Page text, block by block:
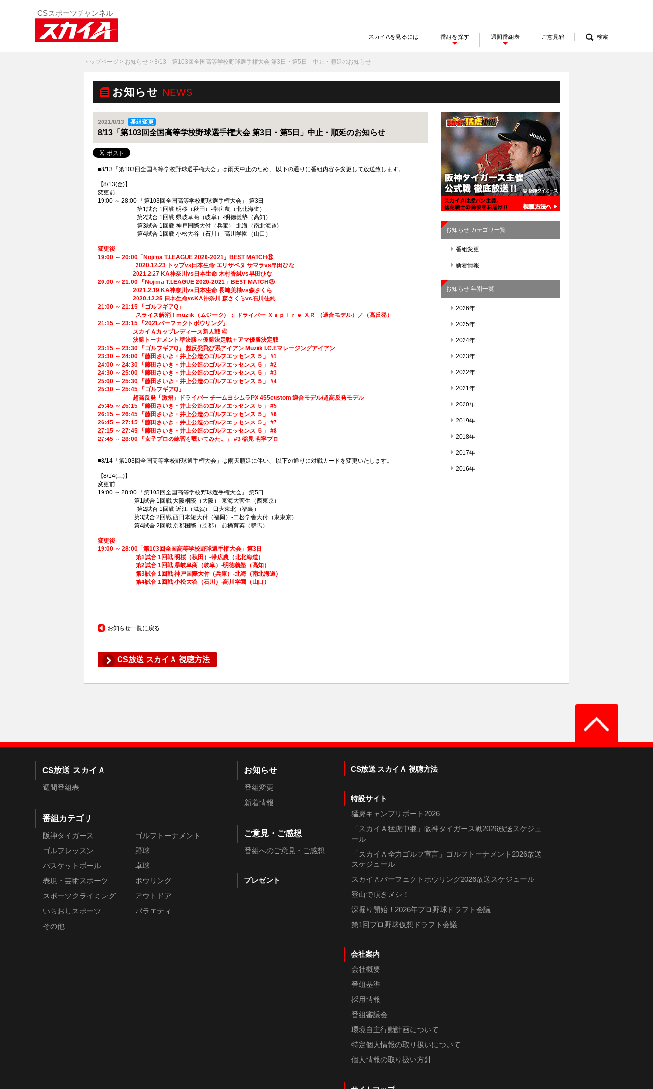
スカイAを見るには 番組を探す 週間番組表 ご意見箱 検索
トップページ > お知らせ > 8/13「第103回全国高等学校野球選手権大会 第3日・第5日」中止・順延のお知らせ
お知らせ NEWS
2021/8/13 番組変更
8/13「第103回全国高等学校野球選手権大会 第3日・第5日」中止・順延のお知らせ
■8/13「第103回全国高等学校野球選手権大会」は雨天中止のため、 以下の通りに番組内容を変更して放送致します。
【8/13(金)】
変更前
19:00 ～ 28:00 「第103回全国高等学校野球選手権大会」 第3日
第1試合 1回戦 明桜（秋田）-帯広農（北北海道）
第2試合 1回戦 県岐阜商（岐阜）-明徳義塾（高知）
第3試合 1回戦 神戸国際大付（兵庫）-北海（南北海道)
第4試合 1回戦 小松大谷（石川）-高川学園（山口）
変更後
19:00 ～ 20:00 「Nojima T.LEAGUE 2020-2021」BEST MATCH⑧
2020.12.23 トップvs日本生命 エリザベタ サマラvs早田ひな
2021.2.27 KA神奈川vs日本生命 木村香純vs早田ひな
20:00 ～ 21:00 「Nojima T.LEAGUE 2020-2021」BEST MATCH③
2021.2.19 KA神奈川vs日本生命 長﨑美柚vs森さくら
2020.12.25 日本生命vsKA神奈川 森さくらvs石川佳純
21:00 ～ 21:15 「ゴルフギアQ」 ​
スライス解消！muziik（ムジーク）； ドライバー Ｘｓｐｉｒｅ ＸＲ （適合モデル）／（高反発）
21:15 ～ 23:15 「2021パーフェクトボウリング」
スカイＡカップレディース新人戦 ④
決勝トーナメント準決勝～優勝決定戦＋アマ優勝決定戦
23:15 ～ 23:30 「ゴルフギアQ」
超反発飛び系アイアン Muziik I.C.Eマレージングアイアン
23:30 ～ 24:00
「藤田さいき・井上公造のゴルフエッセンス ５」 #1
24:00 ～ 24:30 「藤田さいき・井上公造のゴルフエッセンス ５」 #2
24:30 ～ 25:00 「藤田さいき・井上公造のゴルフエッセンス ５」 #3
25:00 ～ 25:30 「藤田さいき・井上公造のゴルフエッセンス ５」 #4
25:30 ～ 25:45 「ゴルフギアQ」
超高反発「激飛」ドライバー チームヨシムラPX 455custom 適合モデル/超高反発モデル
25:45 ～ 26:15 「藤田さいき・井上公造のゴルフエッセンス ５」 #5
26:15 ～ 26:45 「藤田さいき・井上公造のゴルフエッセンス ５」 #6
26:45 ～ 27:15 「藤田さいき・井上公造のゴルフエッセンス ５」 #7
27:15 ～ 27:45 「藤田さいき・井上公造のゴルフエッセンス ５」 #8
27:45 ～ 28:00 「女子プロの練習を覗いてみた。」 #3 稲見 萌寧プロ
■8/14「第103回全国高等学校野球選手権大会」は雨天順延に伴い、 以下の通りに対戦カードを変更いたします。
【8/14(土)】
変更前
19:00 ～ 28:00 「第103回全国高等学校野球選手権大会」 第5日
第1試合 1回戦 大阪桐蔭（大阪）-東海大菅生（西東京）
第2試合 1回戦 近江（滋賀）-日大東北（福島）
第3試合 2回戦 西日本短大付（福岡）-二松学舎大付（東東京）
第4試合 2回戦 京都国際（京都）-前橋育英（群馬）
変更後
19:00 ～ 28:00「第103回全国高等学校野球選手権大会」第3日
第1試合 1回戦 明桜（秋田）-帯広農（北北海道）
第2試合 1回戦 県岐阜商（岐阜）-明徳義塾（高知）
第3試合 1回戦 神戸国際大付（兵庫）-北海（南北海道）
第4試合 1回戦 小松大谷（石川）-高川学園（山口）
お知らせ一覧に戻る
CS放送 スカイＡ 視聴方法
お知らせ カテゴリ一覧
番組変更
新着情報
お知らせ 年別一覧
2026年
2025年
2024年
2023年
2022年
2021年
2020年
2019年
2018年
2017年
2016年
CS放送 スカイＡ
週間番組表
番組カテゴリ
阪神タイガース
ゴルフトーナメント
ゴルフレッスン
野球
バスケットボール
卓球
表現・芸術スポーツ
ボウリング
スポーツクライミング
アウトドア
いちおしスポーツ
バラエティ
その他
お知らせ
番組変更
新着情報
ご意見・ご感想
番組へのご意見・ご感想
プレゼント
CS放送 スカイＡ 視聴方法
特設サイト
猛虎キャンプリポート2026
「スカイＡ猛虎中継」阪神タイガース戦2026放送スケジュ
ール
「スカイＡ全力ゴルフ宣言」ゴルフトーナメント2026放送
スケジュール
スカイＡパーフェクトボウリング2026放送スケジュール
登山で頂きメシ！
深掘り開始！2026年プロ野球ドラフト会議
第1回プロ野球仮想ドラフト会議
会社案内
会社概要
番組基準
採用情報
番組審議会
環境自主行動計画について
特定個人情報の取り扱いについて
個人情報の取り扱い方針